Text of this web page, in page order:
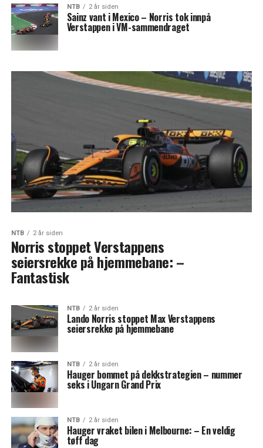
NTB 2 år siden
Sainz vant i Mexico – Norris tok innpå
Verstappen i VM-sammendraget
NTB 2 år siden
Norris stoppet Verstappens
seiersrekke på hjemmebane: –
Fantastisk
NTB 2 år siden
Lando Norris stoppet Max Verstappens
seiersrekke på hjemmebane
NTB 2 år siden
Hauger bommet på dekkstrategien – nummer
seks i Ungarn Grand Prix
NTB 2 år siden
Hauger vraket bilen i Melbourne: – En veldig
tøff dag